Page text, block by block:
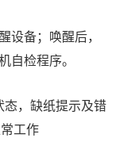
设备；唤醒后，
自检程序。
态，缺纸提示及错
工作